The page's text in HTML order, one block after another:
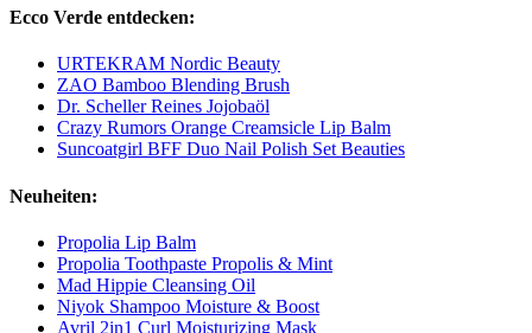
Ecco Verde entdecken:
URTEKRAM Nordic Beauty
ZAO Bamboo Blending Brush
Dr. Scheller Reines Jojobaöl
Crazy Rumors Orange Creamsicle Lip Balm
Suncoatgirl BFF Duo Nail Polish Set Beauties
Neuheiten:
Propolia Lip Balm
Propolia Toothpaste Propolis & Mint
Mad Hippie Cleansing Oil
Niyok Shampoo Moisture & Boost
Avril 2in1 Curl Moisturizing Mask